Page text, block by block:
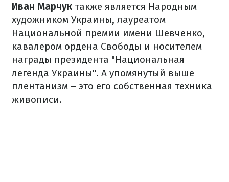
Иван Марчук также является Народным
художником Украины, лауреатом
Национальной премии имени Шевченко,
кавалером ордена Свободы и носителем
награды президента "Национальная
легенда Украины". А упомянутый выше
плентанизм – это его собственная техника
живописи.